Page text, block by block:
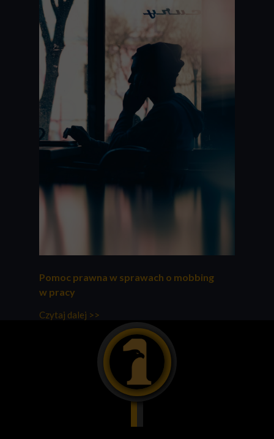
Pomoc prawna w sprawach o mobbing
w pracy
Czytaj dalej >>